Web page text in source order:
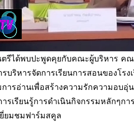
รีได้พบปะพูดคุยกับคณะผู้บริหาร
บริหารจัดการเรียนการสอนของโร
การอ่านเพื่อสร้างความรักความอบ
รเรียนรู้การดำเนินกิจกรรมหลักๆก
ยมชมฟาร์มสคูล